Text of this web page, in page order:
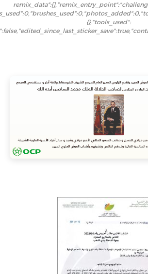
{},"tools_used":